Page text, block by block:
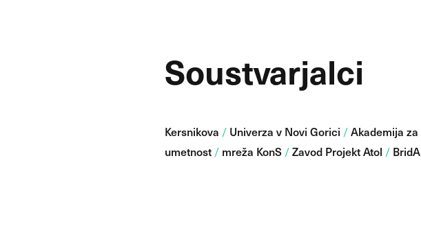
Soustvarjalci
Kersnikova / Univerza v Novi Gorici /Akademija za
umetnost / mreža KonS /Zavod Projekt Atol / BridA